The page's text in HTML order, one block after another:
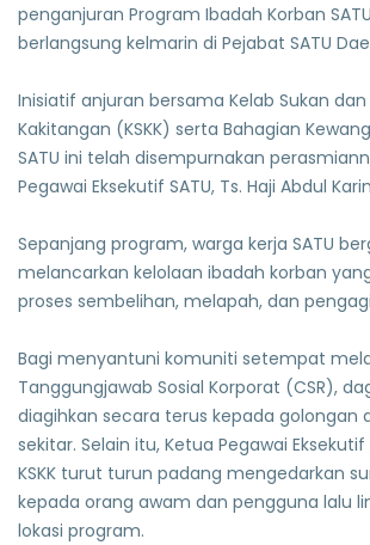
penganjuran Program Ibadah Korban
berlangsung kelmarin di Pejabat SATU
Inisiatif anjuran bersama Kelab Sukan dan
Kakitangan (KSKK) serta Bahagian
SATU ini telah disempurnakan
Pegawai Eksekutif SATU, Ts. Haji Abdul
Sepanjang program, warga kerja SATU
melancarkan kelolaan ibadah korban
proses sembelihan, melapah, dan
Bagi menyantuni komuniti setempat
Tanggungjawab Sosial Korporat (CSR),
diagihkan secara terus kepada golongan
sekitar. Selain itu, Ketua Pegawai
KSKK turut turun padang mengedarkan
kepada orang awam dan pengguna lalu
lokasi program.